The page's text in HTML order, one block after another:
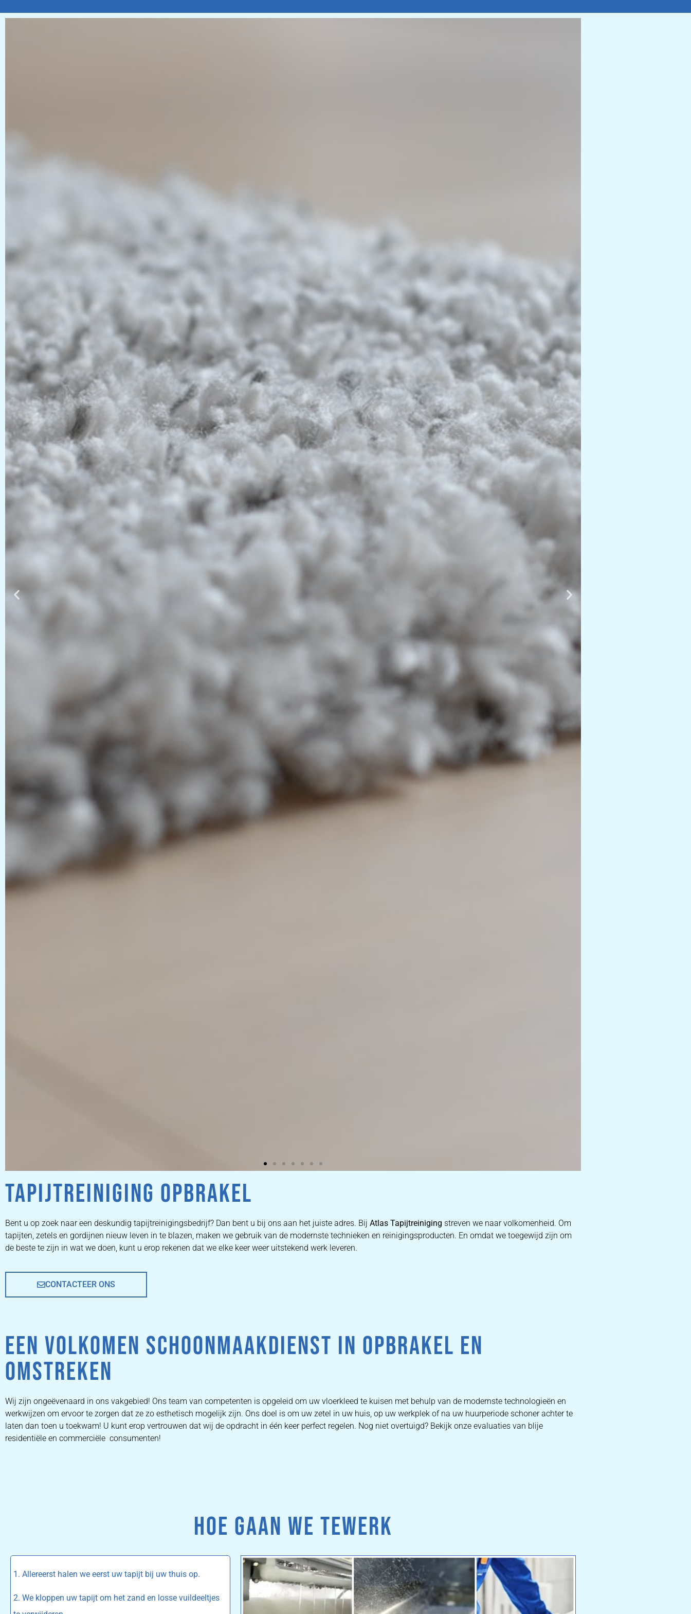
ZETEL
REINIGEN
ZETEL REINIGEN DOOR
PRIJZEN
TAPIJTREINIGING OPBRAKEL
Bent u op zoek naar een deskundig tapijtreinigingsbedrijf? Dan bent u bij ons aan het juiste adres. Bij Atlas Tapijtreiniging streven we naar volkomenheid. Om
tapijten, zetels en gordijnen nieuw leven in te blazen, maken we gebruik van de modernste technieken en reinigingsproducten. En omdat we toegewijd zijn om
de beste te zijn in wat we doen, kunt u erop rekenen dat we elke keer weer uitstekend werk leveren.
CONTACTEER ONS
EEN VOLKOMEN SCHOONMAAKDIENST IN OPBRAKEL EN
OMSTREKEN
Wij zijn ongeëvenaard in ons vakgebied! Ons team van competenten is opgeleid om uw vloerkleed te kuisen met behulp van de modernste technologieën en
werkwijzen om ervoor te zorgen dat ze zo esthetisch mogelijk zijn. Ons doel is om uw zetel in uw huis, op uw werkplek of na uw huurperiode schoner achter te
laten dan toen u toekwam! U kunt erop vertrouwen dat wij de opdracht in één keer perfect regelen. Nog niet overtuigd? Bekijk onze evaluaties van blije
residentiële en commerciële consumenten!
HOE GAAN WE TEWERK
1. Allereerst halen we eerst uw tapijt bij uw thuis op.
2. We kloppen uw tapijt om het zand en losse vuildeeltjes